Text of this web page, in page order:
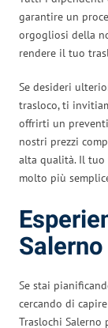
garantire un
orgogliosi della
rendere il tuo
Se desideri
trasloco, ti
offrirti un
nostri prezzi
alta qualità. Il tuo
molto più
Se stai
cercando di
Traslochi